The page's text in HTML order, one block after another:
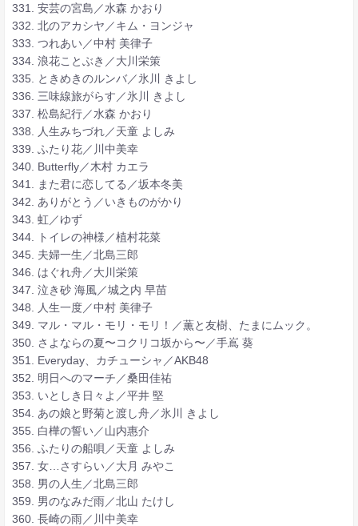
331. 安芸の宮島／水森 かおり
332. 北のアカシヤ／キム・ヨンジャ
333. つれあい／中村 美律子
334. 浪花ことぶき／大川栄策
335. ときめきのルンバ／氷川 きよし
336. 三味線旅がらす／氷川 きよし
337. 松島紀行／水森 かおり
338. 人生みちづれ／天童 よしみ
339. ふたり花／川中美幸
340. Butterfly／木村 カエラ
341. また君に恋してる／坂本冬美
342. ありがとう／いきものがかり
343. 虹／ゆず
344. トイレの神様／植村花菜
345. 夫婦一生／北島三郎
346. はぐれ舟／大川栄策
347. 泣き砂 海風／城之内 早苗
348. 人生一度／中村 美律子
349. マル・マル・モリ・モリ！／薫と友樹、たまにムック。
350. さよならの夏〜コクリコ坂から〜／手嶌 葵
351. Everyday、カチューシャ／AKB48
352. 明日へのマーチ／桑田佳祐
353. いとしき日々よ／平井 堅
354. あの娘と野菊と渡し舟／氷川 きよし
355. 白樺の誓い／山内惠介
356. ふたりの船唄／天童 よしみ
357. 女…さすらい／大月 みやこ
358. 男の人生／北島三郎
359. 男のなみだ雨／北山 たけし
360. 長崎の雨／川中美幸